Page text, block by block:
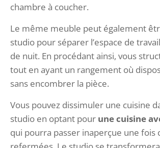
chambre à coucher.
Le même meuble peut également
studio pour séparer l’espace de
de nuit. En procédant ainsi, vous
tout en ayant un rangement où
sans encombrer la pièce.
Vous pouvez dissimuler une cuisine
studio en optant pour une cuisine
qui pourra passer inaperçue une fois